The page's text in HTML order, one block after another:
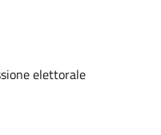
elettorale